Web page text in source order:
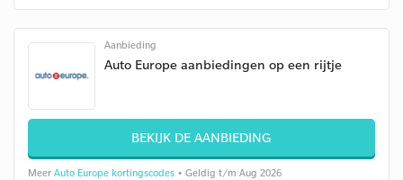
Aanbieding
Auto Europe aanbiedingen op een rijtje
BEKIJK DE AANBIEDING
Meer Auto Europe kortingscodes • Geldig t/m Aug 2026